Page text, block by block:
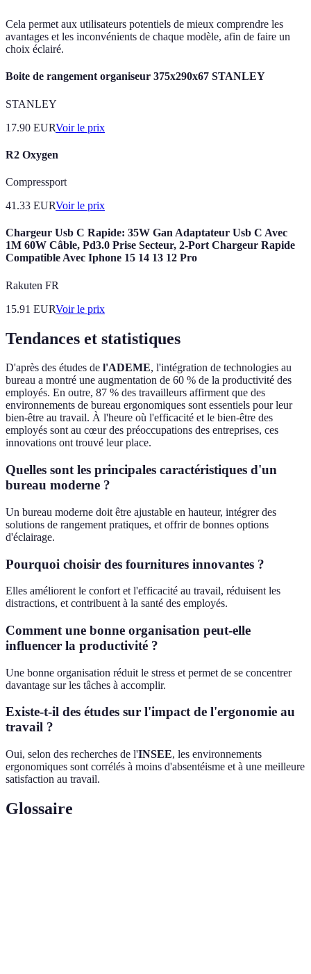
Cela permet aux utilisateurs potentiels de mieux comprendre les
avantages et les inconvénients de chaque modèle, afin de faire un
choix éclairé.
Boite de rangement organiseur 375x290x67 STANLEY
STANLEY
17.90 EURVoir le prix
R2 Oxygen
Compressport
41.33 EURVoir le prix
Chargeur Usb C Rapide: 35W Gan Adaptateur Usb C Avec
1M 60W Câble, Pd3.0 Prise Secteur, 2-Port Chargeur Rapide
Compatible Avec Iphone 15 14 13 12 Pro
Rakuten FR
15.91 EURVoir le prix
Tendances et statistiques
D'après des études de l'ADEME, l'intégration de technologies au
bureau a montré une augmentation de 60 % de la productivité des
employés. En outre, 87 % des travailleurs affirment que des
environnements de bureau ergonomiques sont essentiels pour leur
bien-être au travail. À l'heure où l'efficacité et le bien-être des
employés sont au cœur des préoccupations des entreprises, ces
innovations ont trouvé leur place.
Quelles sont les principales caractéristiques d'un
bureau moderne ?
Un bureau moderne doit être ajustable en hauteur, intégrer des
solutions de rangement pratiques, et offrir de bonnes options
d'éclairage.
Pourquoi choisir des fournitures innovantes ?
Elles améliorent le confort et l'efficacité au travail, réduisent les
distractions, et contribuent à la santé des employés.
Comment une bonne organisation peut-elle
influencer la productivité ?
Une bonne organisation réduit le stress et permet de se concentrer
davantage sur les tâches à accomplir.
Existe-t-il des études sur l'impact de l'ergonomie au
travail ?
Oui, selon des recherches de l'INSEE, les environnements
ergonomiques sont corrélés à moins d'absentéisme et à une meilleure
satisfaction au travail.
Glossaire